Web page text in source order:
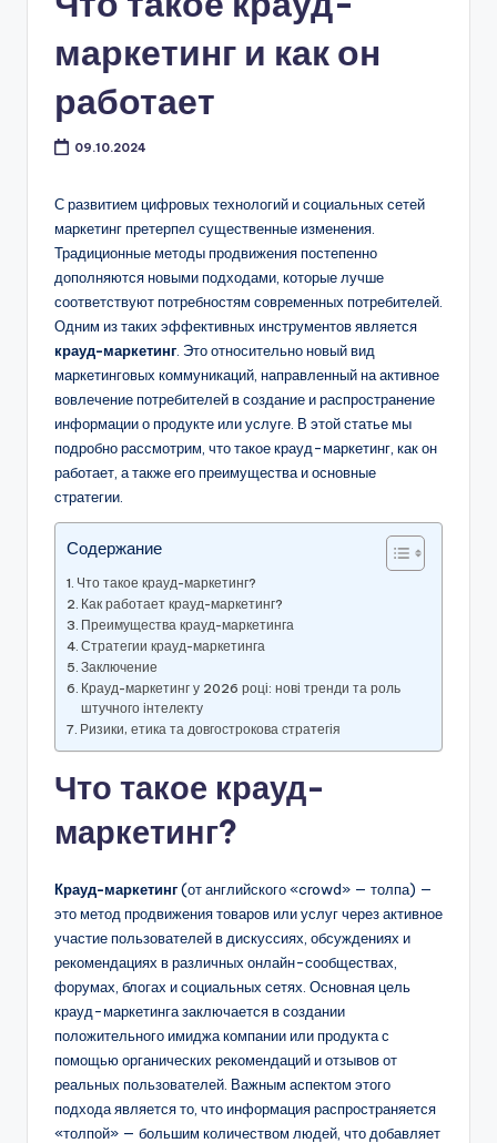
маркетинг и как он
работает
09.10.2024
С развитием цифровых технологий и социальных сетей
маркетинг претерпел существенные изменения.
Традиционные методы продвижения постепенно
дополняются новыми подходами, которые лучше
соответствуют потребностям современных потребителей.
Одним из таких эффективных инструментов является
крауд-маркетинг . Это относительно новый вид
маркетинговых коммуникаций, направленный на активное
вовлечение потребителей в создание и распространение
информации о продукте или услуге. В этой статье мы
подробно рассмотрим, что такое крауд-маркетинг, как он
работает, а также его преимущества и основные
стратегии.
Содержание
Что такое крауд-маркетинг?
Как работает крауд-маркетинг?
Преимущества крауд-маркетинга
Стратегии крауд-маркетинга
Заключение
Крауд-маркетинг у 2026 році: нові тренди та роль
штучного інтелекту
Ризики, етика та довгострокова стратегія
Что такое крауд-
маркетинг?
Крауд-маркетинг(от английского «crowd» — толпа) —
это метод продвижения товаров или услуг через активное
участие пользователей в дискуссиях, обсуждениях и
рекомендациях в различных онлайн-сообществах,
форумах, блогах и социальных сетях. Основная цель
крауд-маркетинга заключается в создании
положительного имиджа компании или продукта с
помощью органических рекомендаций и отзывов от
реальных пользователей. Важным аспектом этого
подхода является то, что информация распространяется
«толпой» — большим количеством людей, что добавляет